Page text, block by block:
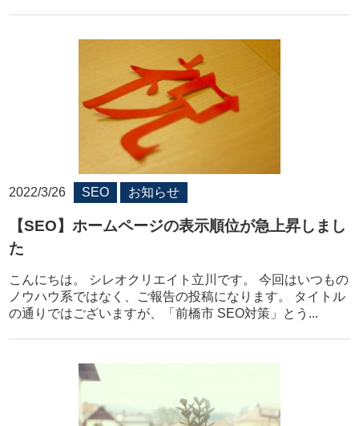
2022/3/26 SEO お知らせ
【SEO】ホームページの表示順位が急上昇しまし
た
こんにちは。 シレオクリエイト立川です。 今回はいつもの
ノウハウ系ではなく、ご報告の投稿になります。 タイトル
の通りではございますが、「前橋市 SEO対策」とう...